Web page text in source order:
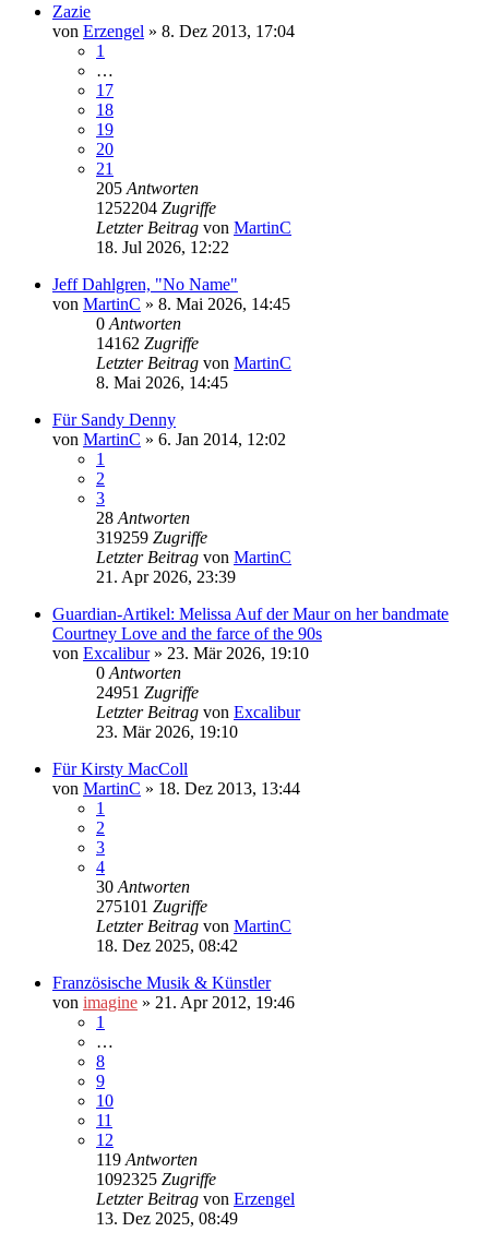
Zazie
von Erzengel » 8. Dez 2013, 17:04
1
…
17
18
19
20
21
205 Antworten
1252204 Zugriffe
Letzter Beitrag von MartinC
18. Jul 2026, 12:22
Jeff Dahlgren, "No Name"
von MartinC » 8. Mai 2026, 14:45
0 Antworten
14162 Zugriffe
Letzter Beitrag von MartinC
8. Mai 2026, 14:45
Für Sandy Denny
von MartinC » 6. Jan 2014, 12:02
1
2
3
28 Antworten
319259 Zugriffe
Letzter Beitrag von MartinC
21. Apr 2026, 23:39
Guardian-Artikel: Melissa Auf der Maur on her bandmate
Courtney Love and the farce of the 90s
von Excalibur» 23. Mär 2026, 19:10
0 Antworten
24951 Zugriffe
Letzter Beitrag von Excalibur
23. Mär 2026, 19:10
Für Kirsty MacColl
von MartinC » 18. Dez 2013, 13:44
1
2
3
4
30 Antworten
275101 Zugriffe
Letzter Beitrag von MartinC
18. Dez 2025, 08:42
Französische Musik & Künstler
von imagine » 21. Apr 2012, 19:46
1
…
8
9
10
11
12
119 Antworten
1092325 Zugriffe
Letzter Beitrag von Erzengel
13. Dez 2025, 08:49